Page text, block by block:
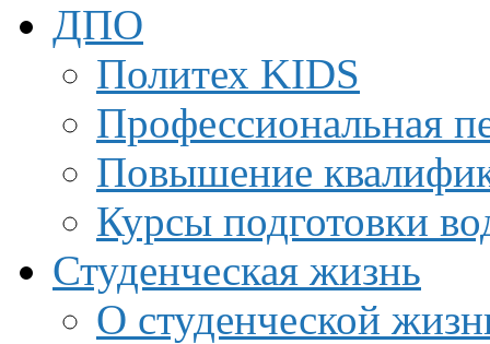
ДПО
Политех KIDS
Профессиональная
Повышение
Курсы подготовки
Студенческая жизнь
О студенческой